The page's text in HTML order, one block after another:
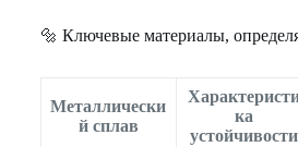
🔩 Ключевые материалы,
Металлически
й сплав
ка
устойчивости